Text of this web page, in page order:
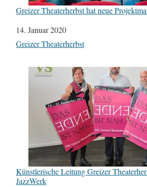
Greizer Theaterherbst hat neue
Datum
14. Januar 2020
In Bezug auf
Greizer Theaterherbst
Künstlerische Leitung Greizer
JazzWerk